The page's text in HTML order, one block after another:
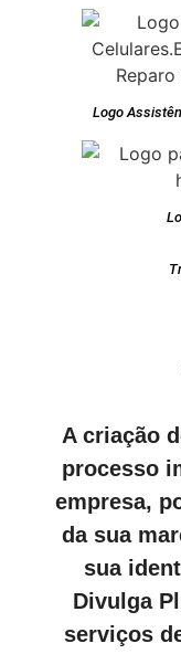
Logo
A criação
processo
empresa,
da sua
sua
Divulga
serviços